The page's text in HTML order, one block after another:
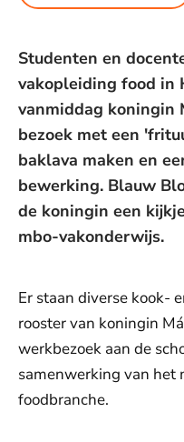
Studenten en
vakopleiding food in
vanmiddag koningin
bezoek met een
baklava maken en
bewerking. Blauw
de koningin een
mbo-vakonderwijs.
Er staan diverse kook-
rooster van koningin
werkbezoek aan de
samenwerking van het
foodbranche.